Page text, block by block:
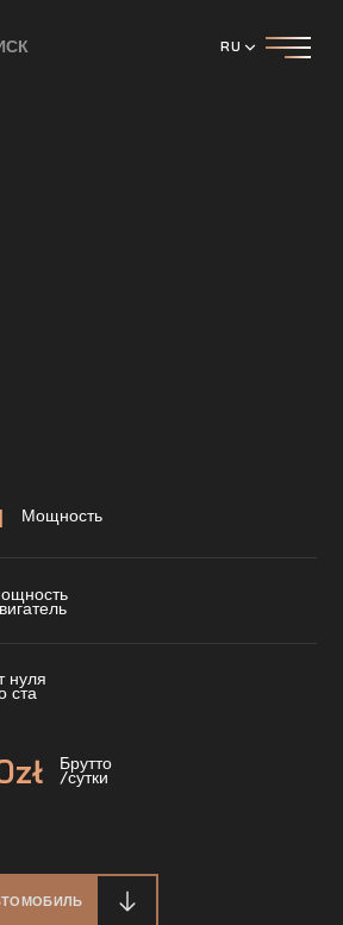
RU
Мощность
нуля
ста
zł Брутто
/сутки